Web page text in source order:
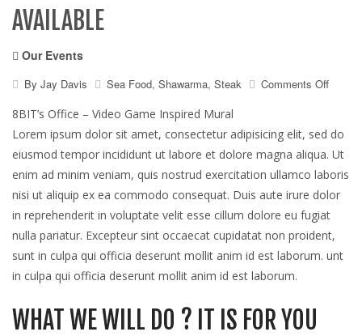
AVAILABLE
Our Events
By Jay Davis Sea Food, Shawarma, Steak Comments Offon
branch
now
8BIT’s Office – Video Game Inspired Mural
Lorem ipsum dolor sit amet, consectetur adipisicing elit, sed do
eiusmod tempor incididunt ut labore et dolore magna aliqua. Ut
enim ad minim veniam, quis nostrud exercitation ullamco laboris
nisi ut aliquip ex ea commodo consequat. Duis aute irure dolor
in reprehenderit in voluptate velit esse cillum dolore eu fugiat
nulla pariatur. Excepteur sint occaecat cupidatat non proident,
sunt in culpa qui officia deserunt mollit anim id est laborum. unt
in culpa qui officia deserunt mollit anim id est laborum.
WHAT WE WILL DO ? IT IS FOR YOU